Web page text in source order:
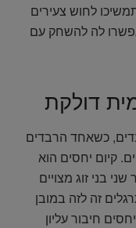
לחוש צעירים
לה להשחק עם
דולקת
כשאחד הרבדים
קיום יחסים הוא
בני זוג מצויים
זה לזה במובן
חיבור עליון